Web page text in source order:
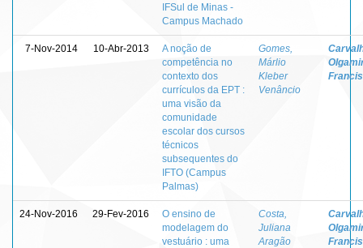
IFSul de Minas -
Campus Machado
7-Nov-2014 10-Abr-2013
A noção de
competência no
contexto dos
currículos da EPT :
uma visão da
comunidade
escolar dos cursos
técnicos
subsequentes do
IFTO (Campus
Palmas)
Gomes,
Márlio
Kleber
Venâncio
24-Nov-2016 29-Fev-2016
O ensino de
modelagem do
vestuário : uma
Costa,
Juliana
Aragão